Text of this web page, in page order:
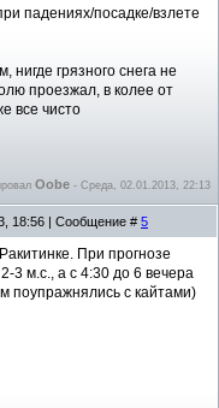
падениях/посадке/взлете
нигде грязного снега не
проезжал, в колее от
все чисто
Oobe - Среда, 02.01.2013, 22:13
18:56 | Сообщение # 5
При прогнозе
3 м.с., а с 4:30 до 6 вечера
с кайтами)